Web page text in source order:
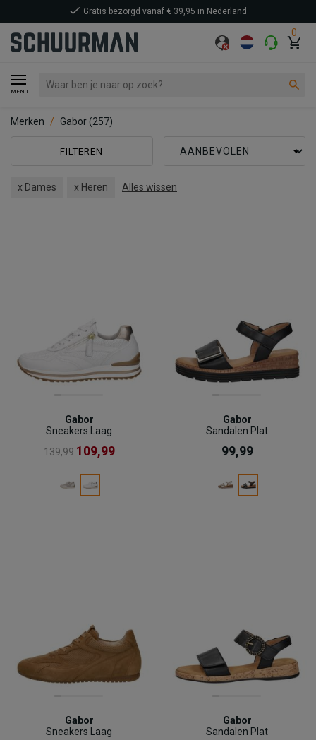
0
MENU
Gratis bezorgd vanaf € 39,95 in Nederland
Merken Gabor(257)
FILTEREN
x Dames x Heren Alles wissen
Gabor
Sneakers Laag
139,99 109,99
Gabor
Sandalen Plat
99,99
Gabor
Sneakers Laag
Gabor
Sandalen Plat